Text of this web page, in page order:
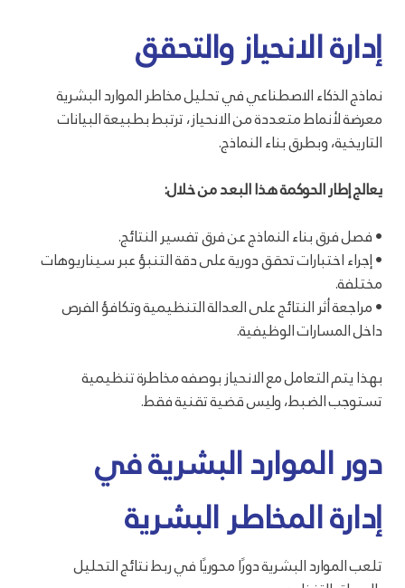
إدارة الانحياز والتحقق
نماذج الذكاء الاصطناعي في تحليل مخاطر الموارد البشرية
معرضة لأنماط متعددة من الانحياز، ترتبط بطبيعة البيانات
التاريخية، وبطرق بناء النماذج.
يعالج إطار الحوكمة هذا البعد من خلال:
• فصل فرق بناء النماذج عن فرق تفسير النتائج.
• إجراء اختبارات تحقق دورية على دقة التنبؤ عبر سيناريوهات
مختلفة.
• مراجعة أثر النتائج على العدالة التنظيمية وتكافؤ الفرص
داخل المسارات الوظيفية.
بهذا يتم التعامل مع الانحياز بوصفه مخاطرة تنظيمية
تستوجب الضبط، وليس قضية تقنية فقط.
دور الموارد البشرية في
إدارة المخاطر البشرية
تلعب الموارد البشرية دورًا محوريًا في ربط نتائج التحليل